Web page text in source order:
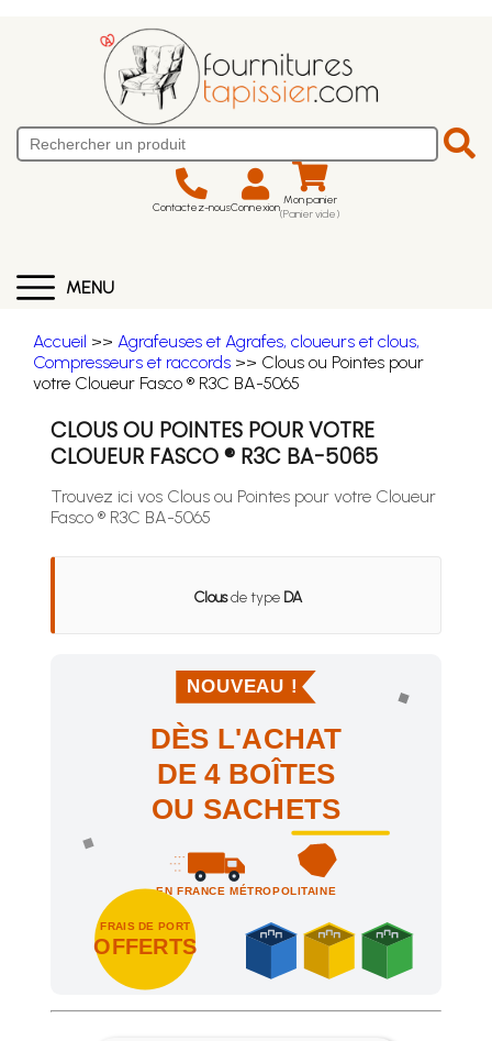
Contactez-nousConnexion Mon panier
(Panier vide)
MENU
Accueil >> Agrafeuses et Agrafes, cloueurs et clous,
Compresseurs et raccords >> Clous ou Pointes pour
votre Cloueur Fasco ® R3C BA-5065
CLOUS OU POINTES POUR VOTRE
CLOUEUR FASCO ® R3C BA-5065
Trouvez ici vos Clous ou Pointes pour votre Cloueur
Fasco ® R3C BA-5065
Clousde type DA
NOUVEAU !
DÈS L'ACHAT
DE 4 BOÎTES
OU SACHETS
EN FRANCE MÉTROPOLITAINE
FRAIS DE PORT
OFFERTS
Achetez 4 sachets ou boîtes d'agrafes ou de pointes et